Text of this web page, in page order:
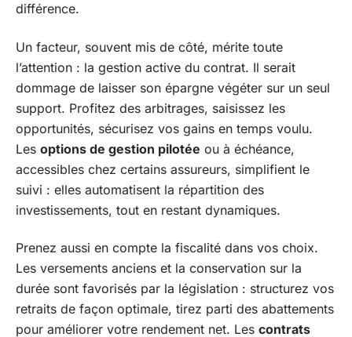
différence.
Un facteur, souvent mis de côté, mérite toute
l’attention : la gestion active du contrat. Il serait
dommage de laisser son épargne végéter sur un seul
support. Profitez des arbitrages, saisissez les
opportunités, sécurisez vos gains en temps voulu.
Les options de gestion pilotée ou à échéance,
accessibles chez certains assureurs, simplifient le
suivi : elles automatisent la répartition des
investissements, tout en restant dynamiques.
Prenez aussi en compte la fiscalité dans vos choix.
Les versements anciens et la conservation sur la
durée sont favorisés par la législation : structurez vos
retraits de façon optimale, tirez parti des abattements
pour améliorer votre rendement net. Les contrats